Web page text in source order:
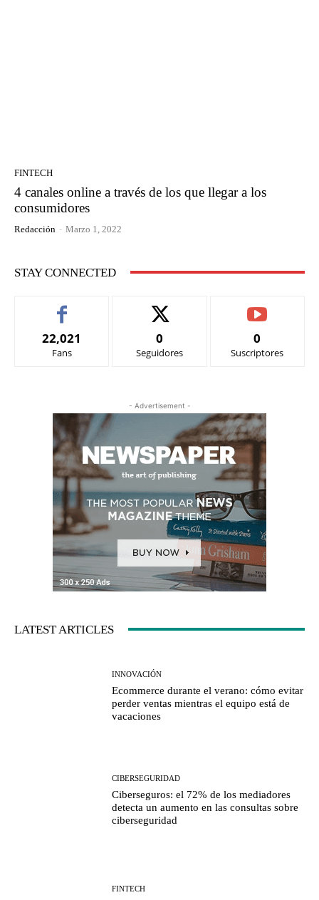
FINTECH
4 canales online a través de los que llegar a los
consumidores
Redacción - Marzo 1, 2022
STAY CONNECTED
22,021
Fans
0
Seguidores
0
Suscriptores
- Advertisement -
LATEST ARTICLES
INNOVACIÓN
Ecommerce durante el verano: cómo evitar
perder ventas mientras el equipo está de
vacaciones
CIBERSEGURIDAD
Ciberseguros: el 72% de los mediadores
detecta un aumento en las consultas sobre
ciberseguridad
FINTECH